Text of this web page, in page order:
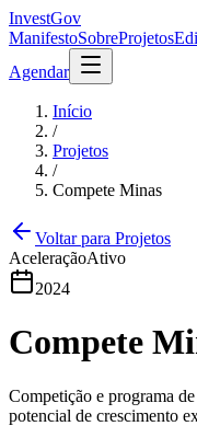
InvestGov
ManifestoSobreProjetos
Agendar
Início
/
Projetos
/
Compete Minas
Voltar para Projetos
AceleraçãoAtivo
2024
Compete
Competição e programa
potencial de crescimento